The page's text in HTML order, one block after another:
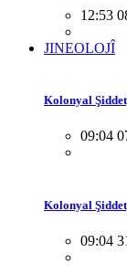
12:53
JINEOLOJÎ
Kolonyal
09:04
Kolonyal
09:04